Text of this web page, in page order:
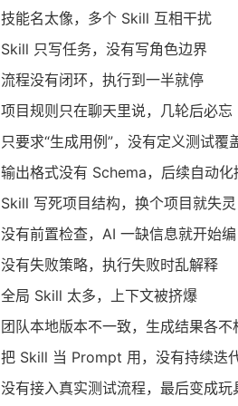
技能名太像，多个 Skill 互相干扰
Skill 只写任务，没有写角色边界
流程没有闭环，执行到一半就停
项目规则只在聊天里说，几轮后必忘
只要求“生成用例”，没有定义测试覆
输出格式没有 Schema，后续自动化
Skill 写死项目结构，换个项目就失灵
没有前置检查，AI 一缺信息就开始编
没有失败策略，执行失败时乱解释
全局 Skill 太多，上下文被挤爆
团队本地版本不一致，生成结果各不
把 Skill 当 Prompt 用，没有持续迭
没有接入真实测试流程，最后变成玩